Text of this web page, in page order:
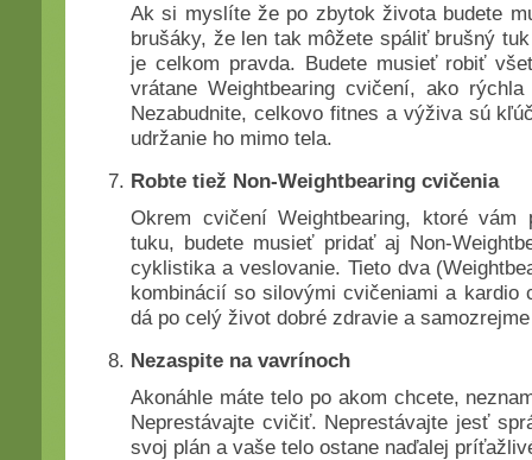
Ak si myslíte že po zbytok života budete
brušáky, že len tak môžete spáliť brušný
je celkom pravda. Budete musieť robiť
vrátane Weightbearing cvičení, ako
Nezabudnite, celkovo fitnes a výživa sú
udržanie ho mimo tela.
Robte tiež Non-Weightbearing cvičenia
Okrem cvičení Weightbearing, ktoré vám
tuku, budete musieť pridať aj Non-
cyklistika a veslovanie. Tieto dva
kombinácií so silovými cvičeniami a kardio
dá po celý život dobré zdravie a
Nezaspite na vavrínoch
Akonáhle máte telo po akom chcete,
Neprestávajte cvičiť. Neprestávajte jesť
svoj plán a vaše telo ostane naďalej